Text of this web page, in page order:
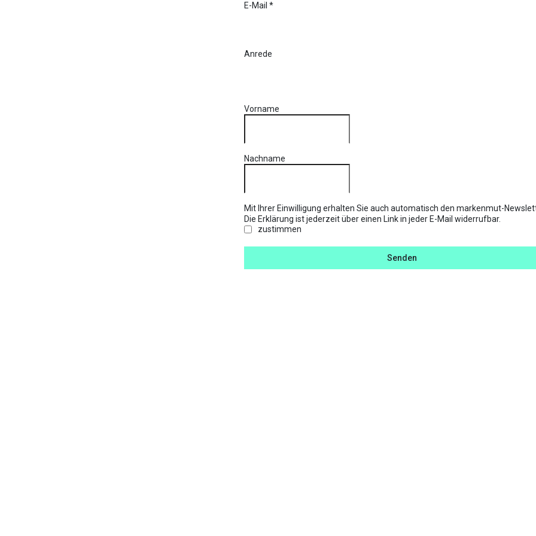
E-Mail *
Anrede
Vorname
Nachname
Mit Ihrer Einwilligung erhalten Sie auch automatisch den markenmut-
Die Erklärung ist jederzeit über einen Link in jeder E-Mail widerrufbar.
zustimmen
Senden